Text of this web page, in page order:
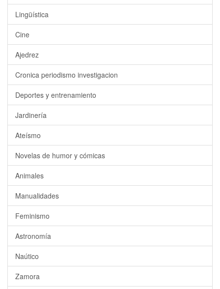
Lingüística
Cine
Ajedrez
Cronica periodismo investigacion
Deportes y entrenamiento
Jardinería
Ateísmo
Novelas de humor y cómicas
Animales
Manualidades
Feminismo
Astronomía
Naútico
Zamora